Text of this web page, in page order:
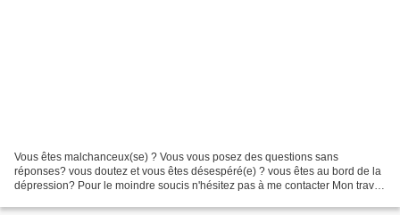
Vous êtes malchanceux(se) ? Vous vous posez des questions sans
réponses? vous doutez et vous êtes désespéré(e) ? vous êtes au bord de la
dépression? Pour le moindre soucis n'hésitez pas à me contacter Mon travail